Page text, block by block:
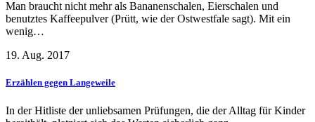
Man braucht nicht mehr als Bananenschalen, Eierschalen und
benutztes Kaffeepulver (Prütt, wie der Ostwestfale sagt). Mit ein
wenig…
19. Aug. 2017
Erzählen gegen Langeweile
In der Hitliste der unliebsamen Prüfungen, die der Alltag für Kinder